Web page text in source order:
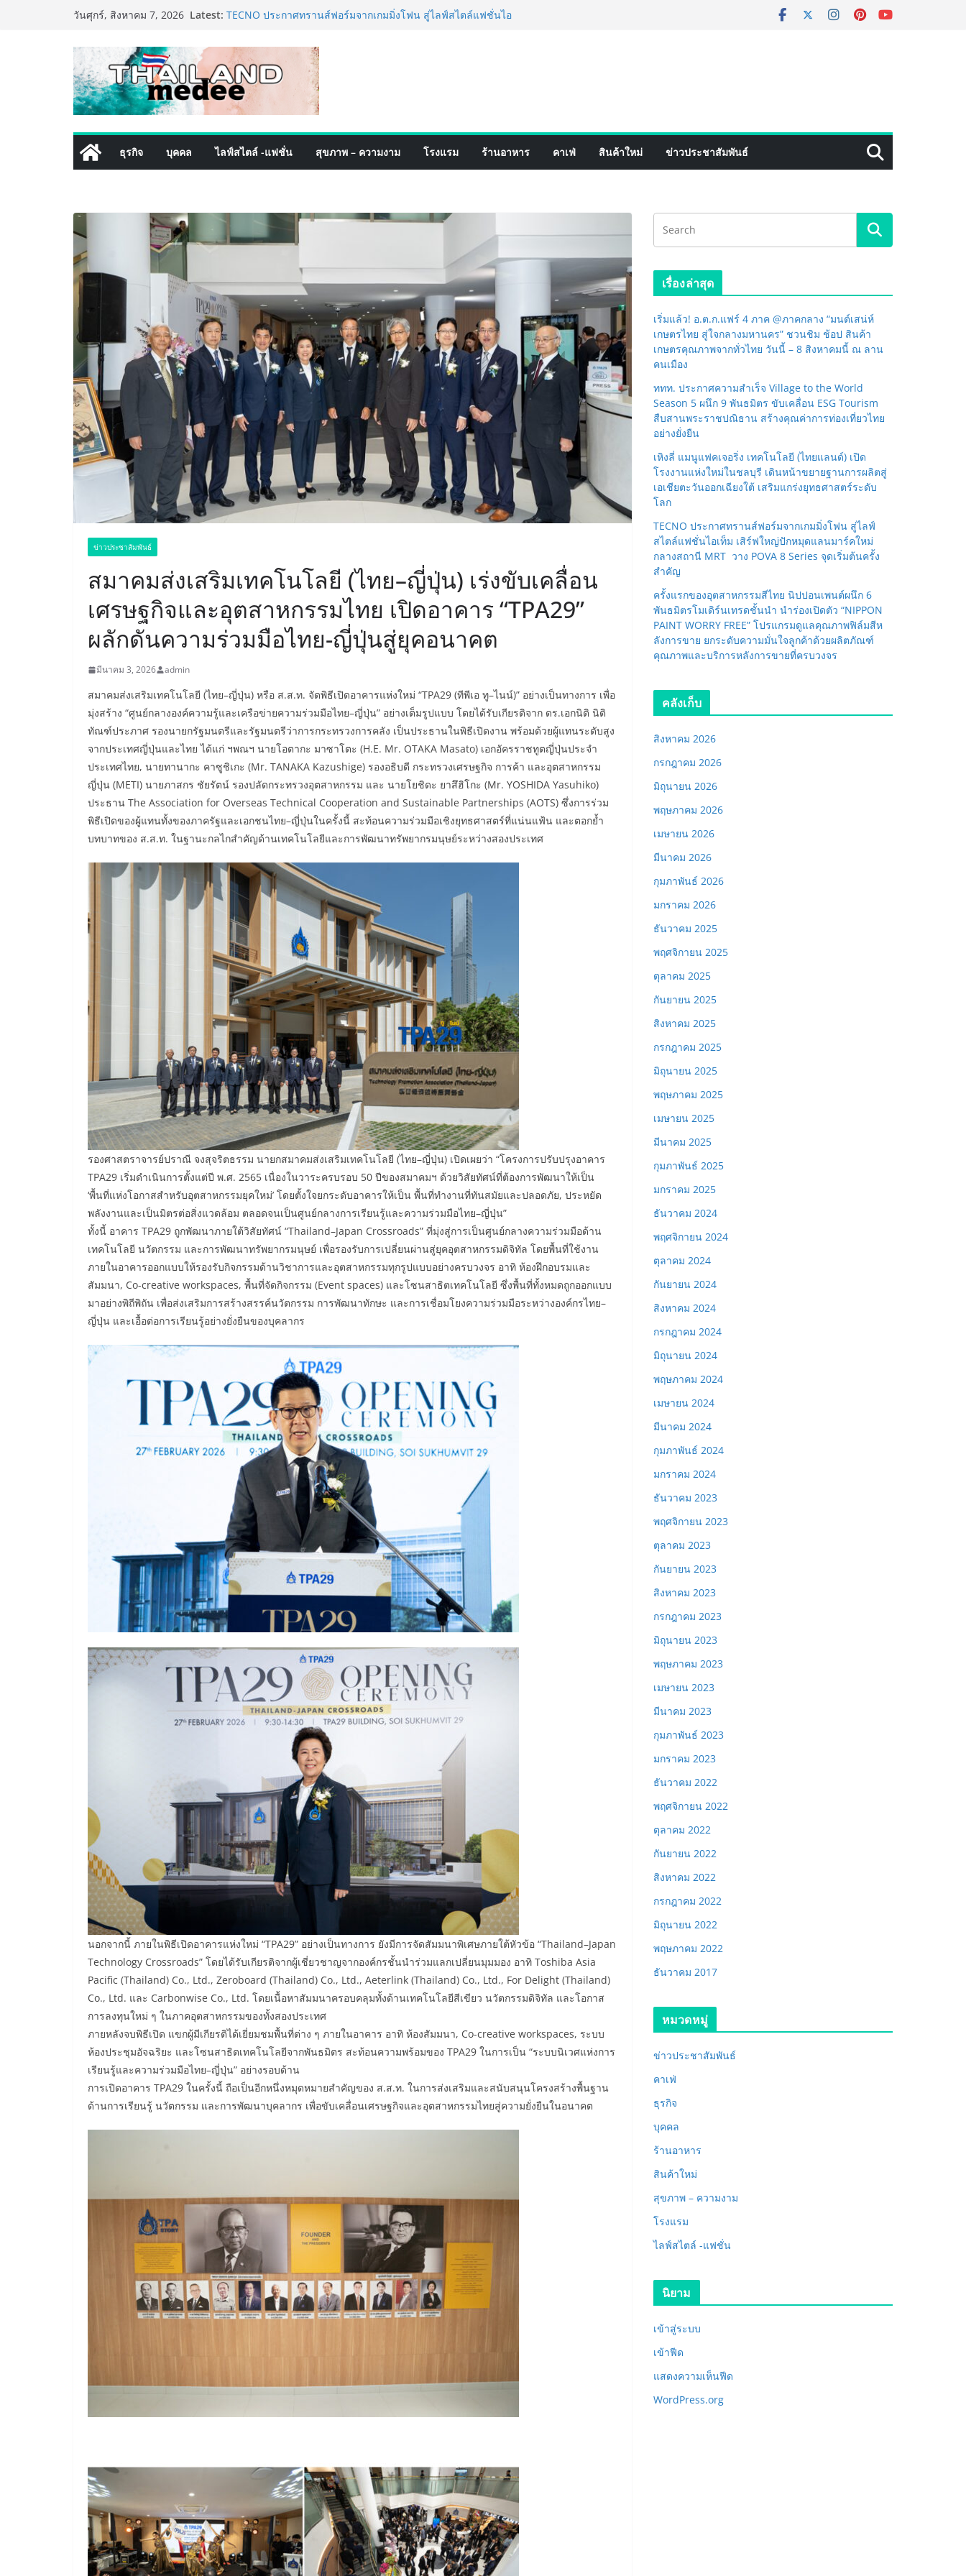
วันศุกร์, สิงหาคม 7, 2026 Latest: เหิงลี่ แมนูแฟคเจอริ่ง เทคโนโลยี (ไทยแลนด์) เปิดโรงงานแห่งใหม่
TECNO ประกาศทรานส์ฟอร์มจากเกมมิ่งโฟน สู่ไลฟ์สไตล์แฟชั่นไอ
เท็ม เสิร์ฟใหญ่ปักหมุดแลนมาร์คใหม่กลางสถานี MRT วาง POVA
8 Series จุดเริ่มต้นครั้งสำคัญ
ครั้งแรกของอุตสาหกรรมสีไทย นิปปอนเพนต์ผนึก 6 พันธมิตรโม
เดิร์นเทรดชั้นนำ นำร่องเปิดตัว “NIPPON PAINT WORRY FREE”
โปรแกรมดูแลคุณภาพฟิล์มสีหลังการขาย ยกระดับความมั่นใจ
ลูกค้าด้วยผลิตภัณฑ์คุณภาพและบริการหลังการขายที่ครบวงจร
เริ่มแล้ว! อ.ต.ก.แฟร์ 4 ภาค @ภาคกลาง “มนต์เสน่ห์เกษตรไทย สู่
ใจกลางมหานคร” ชวนชิม ช้อป สินค้าเกษตรคุณภาพจากทั่ว
พันธมิตร ขับเคลื่อน ESG Tourism สืบสานพระราชปณิธาน สร้าง
คุณค่าการท่องเที่ยวไทยอย่างยั่งยืน
ธุรกิจ บุคคล ไลฟ์สไตล์ -แฟชั่น สุขภาพ – ความงาม โรงแรม ร้านอาหาร คาเฟ่ สินค้าใหม่ ข่าวประชาสัมพันธ์
ข่าวประชาสัมพันธ์
สมาคมส่งเสริมเทคโนโลยี (ไทย–ญี่ปุ่น) เร่งขับเคลื่อน
เศรษฐกิจและอุตสาหกรรมไทย เปิดอาคาร “TPA29”
ผลักดันความร่วมมือไทย-ญี่ปุ่นสู่ยุคอนาคต
มีนาคม 3, 2026 admin
สมาคมส่งเสริมเทคโนโลยี (ไทย–ญี่ปุ่น) หรือ ส.ส.ท. จัดพิธีเปิดอาคารแห่งใหม่ “TPA29 (ทีพีเอ ทู–ไนน์)” อย่างเป็นทางการ เพื่อ
มุ่งสร้าง “ศูนย์กลางองค์ความรู้และเครือข่ายความร่วมมือไทย–ญี่ปุ่น” อย่างเต็มรูปแบบ โดยได้รับเกียรติจาก ดร.เอกนิติ นิติ
ทัณฑ์ประภาศ รองนายกรัฐมนตรีและรัฐมนตรีว่าการกระทรวงการคลัง เป็นประธานในพิธีเปิดงาน พร้อมด้วยผู้แทนระดับสูง
จากประเทศญี่ปุ่นและไทย ได้แก่ ฯพณฯ นายโอตากะ มาซาโตะ (H.E. Mr. OTAKA Masato) เอกอัครราชทูตญี่ปุ่นประจำ
ประเทศไทย, นายทานากะ คาซูชิเกะ (Mr. TANAKA Kazushige) รองอธิบดี กระทรวงเศรษฐกิจ การค้า และอุตสาหกรรม
ญี่ปุ่น (METI) นายภาสกร ชัยรัตน์ รองปลัดกระทรวงอุตสาหกรรม และ นายโยชิดะ ยาสึฮิโกะ (Mr. YOSHIDA Yasuhiko)
ประธาน The Association for Overseas Technical Cooperation and Sustainable Partnerships (AOTS) ซึ่งการร่วม
พิธีเปิดของผู้แทนทั้งของภาครัฐและเอกชนไทย–ญี่ปุ่นในครั้งนี้ สะท้อนความร่วมมือเชิงยุทธศาสตร์ที่แน่นแฟ้น และตอกย้ำ
บทบาทของ ส.ส.ท. ในฐานะกลไกสำคัญด้านเทคโนโลยีและการพัฒนาทรัพยากรมนุษย์ระหว่างสองประเทศ
รองศาสตราจารย์ปราณี จงสุจริตธรรม นายกสมาคมส่งเสริมเทคโนโลยี (ไทย–ญี่ปุ่น) เปิดเผยว่า “โครงการปรับปรุงอาคาร
TPA29 เริ่มดำเนินการตั้งแต่ปี พ.ศ. 2565 เนื่องในวาระครบรอบ 50 ปีของสมาคมฯ ด้วยวิสัยทัศน์ที่ต้องการพัฒนาให้เป็น
‘พื้นที่แห่งโอกาสสำหรับอุตสาหกรรมยุคใหม่’ โดยตั้งใจยกระดับอาคารให้เป็น พื้นที่ทำงานที่ทันสมัยและปลอดภัย, ประหยัด
พลังงานและเป็นมิตรต่อสิ่งแวดล้อม ตลอดจนเป็นศูนย์กลางการเรียนรู้และความร่วมมือไทย–ญี่ปุ่น”
ทั้งนี้ อาคาร TPA29 ถูกพัฒนาภายใต้วิสัยทัศน์ “Thailand–Japan Crossroads” ที่มุ่งสู่การเป็นศูนย์กลางความร่วมมือด้าน
เทคโนโลยี นวัตกรรม และการพัฒนาทรัพยากรมนุษย์ เพื่อรองรับการเปลี่ยนผ่านสู่ยุคอุตสาหกรรมดิจิทัล โดยพื้นที่ใช้งาน
ภายในอาคารออกแบบให้รองรับกิจกรรมด้านวิชาการและอุตสาหกรรมทุกรูปแบบอย่างครบวงจร อาทิ ห้องฝึกอบรมและ
สัมมนา, Co-creative workspaces, พื้นที่จัดกิจกรรม (Event spaces) และโซนสาธิตเทคโนโลยี ซึ่งพื้นที่ทั้งหมดถูกออกแบบ
มาอย่างพิถีพิถัน เพื่อส่งเสริมการสร้างสรรค์นวัตกรรม การพัฒนาทักษะ และการเชื่อมโยงความร่วมมือระหว่างองค์กรไทย–
ญี่ปุ่น และเอื้อต่อการเรียนรู้อย่างยั่งยืนของบุคลากร
นอกจากนี้ ภายในพิธีเปิดอาคารแห่งใหม่ “TPA29” อย่างเป็นทางการ ยังมีการจัดสัมมนาพิเศษภายใต้หัวข้อ “Thailand–Japan
Technology Crossroads” โดยได้รับเกียรติจากผู้เชี่ยวชาญจากองค์กรชั้นนำร่วมแลกเปลี่ยนมุมมอง อาทิ Toshiba Asia
Pacific (Thailand) Co., Ltd., Zeroboard (Thailand) Co., Ltd., Aeterlink (Thailand) Co., Ltd., For Delight (Thailand)
Co., Ltd. และ Carbonwise Co., Ltd. โดยเนื้อหาสัมมนาครอบคลุมทั้งด้านเทคโนโลยีสีเขียว นวัตกรรมดิจิทัล และโอกาส
การลงทุนใหม่ ๆ ในภาคอุตสาหกรรมของทั้งสองประเทศ
ภายหลังจบพิธีเปิด แขกผู้มีเกียรติได้เยี่ยมชมพื้นที่ต่าง ๆ ภายในอาคาร อาทิ ห้องสัมมนา, Co-creative workspaces, ระบบ
ห้องประชุมอัจฉริยะ และโซนสาธิตเทคโนโลยีจากพันธมิตร สะท้อนความพร้อมของ TPA29 ในการเป็น “ระบบนิเวศแห่งการ
เรียนรู้และความร่วมมือไทย–ญี่ปุ่น” อย่างรอบด้าน
การเปิดอาคาร TPA29 ในครั้งนี้ ถือเป็นอีกหนึ่งหมุดหมายสำคัญของ ส.ส.ท. ในการส่งเสริมและสนับสนุนโครงสร้างพื้นฐาน
ด้านการเรียนรู้ นวัตกรรม และการพัฒนาบุคลากร เพื่อขับเคลื่อนเศรษฐกิจและอุตสาหกรรมไทยสู่ความยั่งยืนในอนาคต
เรื่องล่าสุด
เริ่มแล้ว! อ.ต.ก.แฟร์ 4 ภาค @ภาคกลาง “มนต์เสน่ห์
เกษตรไทย สู่ใจกลางมหานคร” ชวนชิม ช้อป สินค้า
เกษตรคุณภาพจากทั่วไทย วันนี้ – 8 สิงหาคมนี้ ณ ลาน
คนเมือง
ททท. ประกาศความสำเร็จ Village to the World
Season 5 ผนึก 9 พันธมิตร ขับเคลื่อน ESG Tourism
สืบสานพระราชปณิธาน สร้างคุณค่าการท่องเที่ยวไทย
อย่างยั่งยืน
เหิงลี่ แมนูแฟคเจอริ่ง เทคโนโลยี (ไทยแลนด์) เปิด
โรงงานแห่งใหม่ในชลบุรี เดินหน้าขยายฐานการผลิตสู่
เอเชียตะวันออกเฉียงใต้ เสริมแกร่งยุทธศาสตร์ระดับ
โลก
TECNO ประกาศทรานส์ฟอร์มจากเกมมิ่งโฟน สู่ไลฟ์
สไตล์แฟชั่นไอเท็ม เสิร์ฟใหญ่ปักหมุดแลนมาร์คใหม่
กลางสถานี MRT วาง POVA 8 Series จุดเริ่มต้นครั้ง
สำคัญ
ครั้งแรกของอุตสาหกรรมสีไทย นิปปอนเพนต์ผนึก 6
พันธมิตรโมเดิร์นเทรดชั้นนำ นำร่องเปิดตัว “NIPPON
PAINT WORRY FREE” โปรแกรมดูแลคุณภาพฟิล์มสีห
ลังการขาย ยกระดับความมั่นใจลูกค้าด้วยผลิตภัณฑ์
คุณภาพและบริการหลังการขายที่ครบวงจร
คลังเก็บ
สิงหาคม 2026
กรกฎาคม 2026
มิถุนายน 2026
พฤษภาคม 2026
เมษายน 2026
มีนาคม 2026
กุมภาพันธ์ 2026
มกราคม 2026
ธันวาคม 2025
พฤศจิกายน 2025
ตุลาคม 2025
กันยายน 2025
สิงหาคม 2025
กรกฎาคม 2025
มิถุนายน 2025
พฤษภาคม 2025
เมษายน 2025
มีนาคม 2025
กุมภาพันธ์ 2025
มกราคม 2025
ธันวาคม 2024
พฤศจิกายน 2024
ตุลาคม 2024
กันยายน 2024
สิงหาคม 2024
กรกฎาคม 2024
มิถุนายน 2024
พฤษภาคม 2024
เมษายน 2024
มีนาคม 2024
กุมภาพันธ์ 2024
มกราคม 2024
ธันวาคม 2023
พฤศจิกายน 2023
ตุลาคม 2023
กันยายน 2023
สิงหาคม 2023
กรกฎาคม 2023
มิถุนายน 2023
พฤษภาคม 2023
เมษายน 2023
มีนาคม 2023
กุมภาพันธ์ 2023
มกราคม 2023
ธันวาคม 2022
พฤศจิกายน 2022
ตุลาคม 2022
กันยายน 2022
สิงหาคม 2022
กรกฎาคม 2022
มิถุนายน 2022
พฤษภาคม 2022
ธันวาคม 2017
หมวดหมู่
ข่าวประชาสัมพันธ์
คาเฟ่
ธุรกิจ
บุคคล
ร้านอาหาร
สินค้าใหม่
สุขภาพ – ความงาม
โรงแรม
ไลฟ์สไตล์ -แฟชั่น
นิยาม
เข้าสู่ระบบ
เข้าฟีด
แสดงความเห็นฟีด
WordPress.org